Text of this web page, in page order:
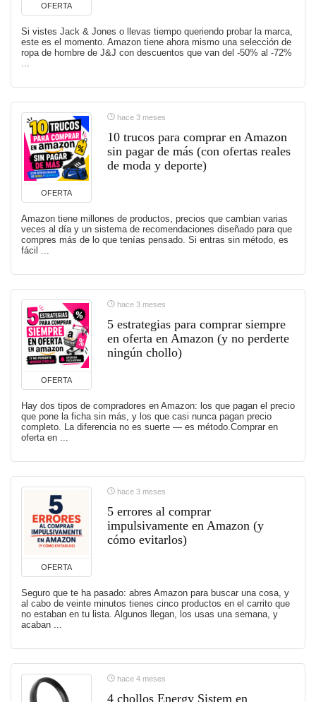
OFERTA
Si vistes Jack & Jones o llevas tiempo queriendo probar la marca,
este es el momento. Amazon tiene ahora mismo una selección de
ropa de hombre de J&J con descuentos que van del -50% al -72%
...
OFERTA
hace 3 meses
10 trucos para comprar en Amazon
sin pagar de más (con ofertas reales
de moda y deporte)
Amazon tiene millones de productos, precios que cambian varias
veces al día y un sistema de recomendaciones diseñado para que
compres más de lo que tenías pensado. Si entras sin método, es
fácil ...
OFERTA
hace 3 meses
5 estrategias para comprar siempre
en oferta en Amazon (y no perderte
ningún chollo)
Hay dos tipos de compradores en Amazon: los que pagan el precio
que pone la ficha sin más, y los que casi nunca pagan precio
completo. La diferencia no es suerte — es método.Comprar en
oferta en ...
OFERTA
hace 3 meses
5 errores al comprar
impulsivamente en Amazon (y
cómo evitarlos)
Seguro que te ha pasado: abres Amazon para buscar una cosa, y
al cabo de veinte minutos tienes cinco productos en el carrito que
no estaban en tu lista. Algunos llegan, los usas una semana, y
acaban ...
hace 4 meses
4 chollos Energy Sistem en